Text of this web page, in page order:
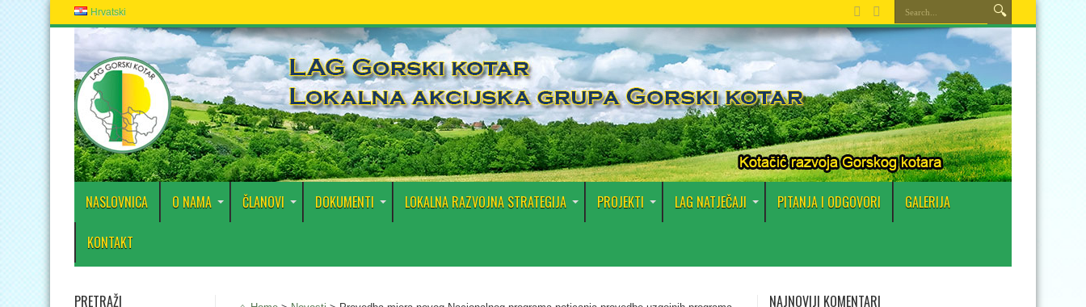
Hrvatski
NASLOVNICA O NAMA ČLANOVI DOKUMENTI LOKALNA RAZVOJNA STRATEGIJA PROJEKTI LAG NATJEČAJI PITANJA I ODGOVORI GALERIJA
KONTAKT
PRETRAŽI NAJNOVIJI KOMENTARI